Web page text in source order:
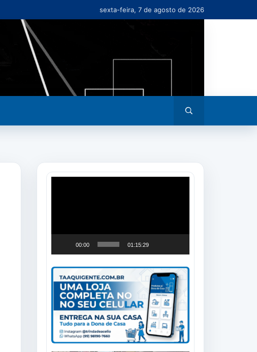
sexta-feira, 7 de agosto de 2026
busca
00:00 01:15:29